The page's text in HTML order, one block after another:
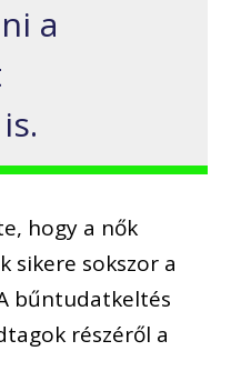
a
hogy a nők
sikere sokszor a
bűntudatkeltés
részéről a